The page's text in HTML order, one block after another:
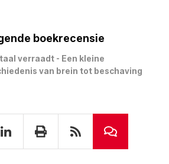
boekrecensie
verraadt - Een kleine
van brein tot beschaving